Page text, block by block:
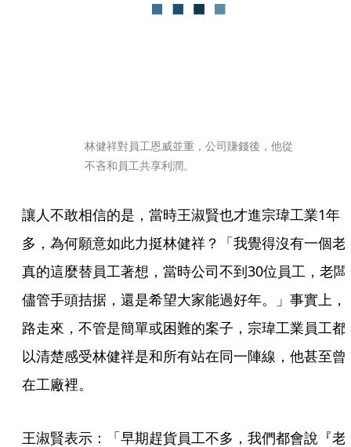
林健祥對員工恩威並重，公司賺錢後，他從
不吝和員工共享利潤。
讓人不敢相信的是，當時王淑賢也才進宗瑋工業1年
多，為何願意如此力挺林健祥？「我覺得沒有一個老
真的這麼替員工著想，當時公司不到30位員工，老闆
儘管手頭拮据，還是希望大家能過好年。」事實上，
路走來，不管是簡單或困難的案子，宗瑋工業員工都
以清楚感受林健祥是和所有站在同一陣線，他甚至曾
在工廠裡。
王淑賢表示：「早期趕貨員工不多，我們都會說『老